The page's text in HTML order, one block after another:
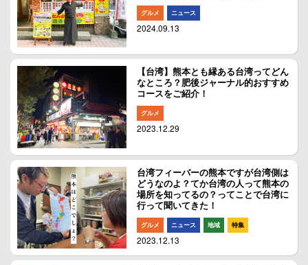
グルメ ニュース
2024.09.13
【台湾】熊本とも縁ある台湾ってどん
なところ？肥後ジャーナル的おすすめ
コースをご紹介！
グルメ
2023.12.29
台湾フィーバーの熊本ですが台湾側は
どうなのよ？てか台湾の人って熊本の
場所を知ってるの？ってことで台湾に
行って聞いてきた！
グルメ ニュース 地域 特集
2023.12.13